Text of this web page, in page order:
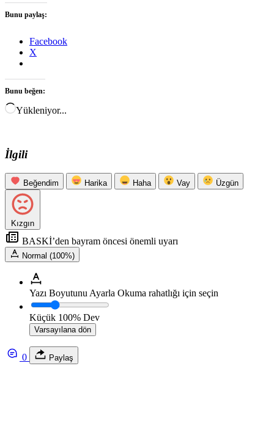
Bunu paylaş:
Facebook
X
Bunu beğen:
Yükleniyor...
İlgili
Beğendim Harika Haha Vay Üzgün
Kızgın
BASKİ’den bayram öncesi önemli uyarı
Normal (100%)
Yazı Boyutunu Ayarla Okuma rahatlığı için seçin
Küçük 100% Dev
Varsayılana dön
0 Paylaş